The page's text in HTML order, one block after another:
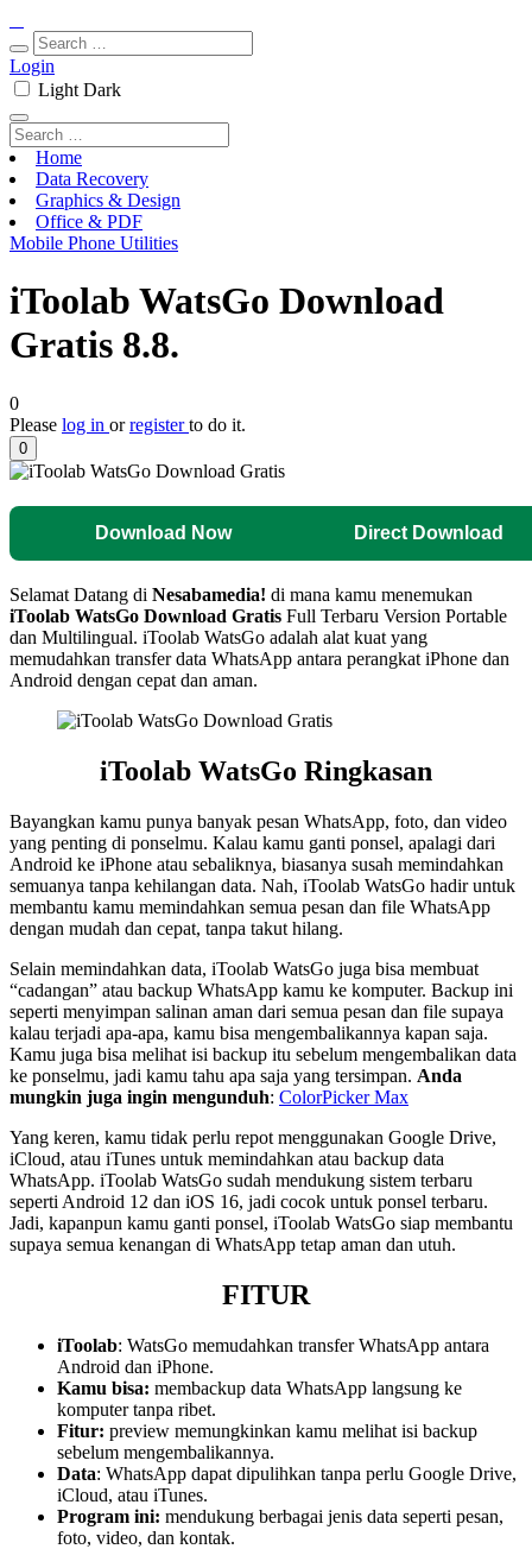
Login
Light Dark
Home
Data Recovery
Graphics & Design
Office & PDF
Mobile Phone Utilities
iToolab WatsGo Download
Gratis 8.8.
0
Please log in orregisterto do it.
0
Download Now Direct Download
Selamat Datang di Nesabamedia! di mana kamu menemukan
iToolab WatsGo Download Gratis Full Terbaru Version Portable
dan Multilingual. iToolab WatsGo adalah alat kuat yang
memudahkan transfer data WhatsApp antara perangkat iPhone dan
Android dengan cepat dan aman.
iToolab WatsGo Ringkasan
Bayangkan kamu punya banyak pesan WhatsApp, foto, dan video
yang penting di ponselmu. Kalau kamu ganti ponsel, apalagi dari
Android ke iPhone atau sebaliknya, biasanya susah memindahkan
semuanya tanpa kehilangan data. Nah, iToolab WatsGo hadir untuk
membantu kamu memindahkan semua pesan dan file WhatsApp
dengan mudah dan cepat, tanpa takut hilang.
Selain memindahkan data, iToolab WatsGo juga bisa membuat
“cadangan” atau backup WhatsApp kamu ke komputer. Backup ini
seperti menyimpan salinan aman dari semua pesan dan file supaya
kalau terjadi apa-apa, kamu bisa mengembalikannya kapan saja.
Kamu juga bisa melihat isi backup itu sebelum mengembalikan data
ke ponselmu, jadi kamu tahu apa saja yang tersimpan. Anda
mungkin juga ingin mengunduh: ColorPicker Max
Yang keren, kamu tidak perlu repot menggunakan Google Drive,
iCloud, atau iTunes untuk memindahkan atau backup data
WhatsApp. iToolab WatsGo sudah mendukung sistem terbaru
seperti Android 12 dan iOS 16, jadi cocok untuk ponsel terbaru.
Jadi, kapanpun kamu ganti ponsel, iToolab WatsGo siap membantu
supaya semua kenangan di WhatsApp tetap aman dan utuh.
FITUR
iToolab: WatsGo memudahkan transfer WhatsApp antara
Android dan iPhone.
Kamu bisa: membackup data WhatsApp langsung ke
komputer tanpa ribet.
Fitur: preview memungkinkan kamu melihat isi backup
sebelum mengembalikannya.
Data: WhatsApp dapat dipulihkan tanpa perlu Google Drive,
iCloud, atau iTunes.
Program ini: mendukung berbagai jenis data seperti pesan,
foto, video, dan kontak.